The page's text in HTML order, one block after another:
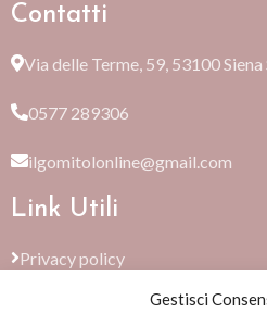
Gestisci
Contatti
Via delle Terme, 59, 53100 Siena
0577 289306
ilgomitolonline@gmail.com
Link Utili
Privacy policy
Cookie Policy (EU)